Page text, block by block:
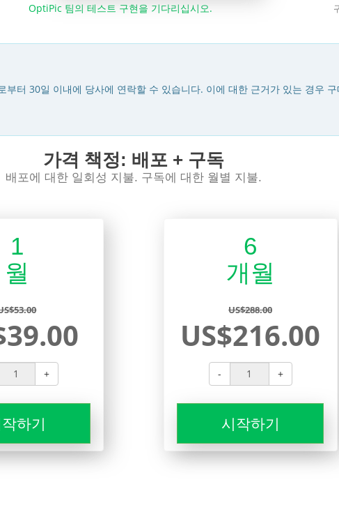
OptiPic 팀의 테스트 구현을 기다리십시오.
부터 30일 이내에 당사에 연락할 수 있습니다. 이에 대한 근거가 있는 경우
가격 책정: 배포 + 구독
배포에 대한 일회성 지불. 구독에 대한 월별 지불.
1
월
+
하기
6
개월
US$288.00
US$216.00
- +
시작하기